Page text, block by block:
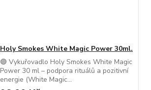
Holy Smokes White Magic Power 30ml.
🟣 Vykuřovadlo Holy Smokes White Magic
Power 30 ml – podpora rituálů a pozitivní
energie (White Magic...